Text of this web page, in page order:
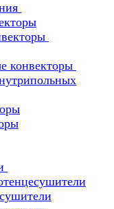
конвекторы